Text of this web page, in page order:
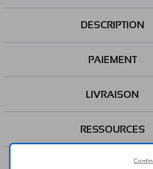
DESCRIPTION
PAIEMENT
LIVRAISON
RESSOURCES